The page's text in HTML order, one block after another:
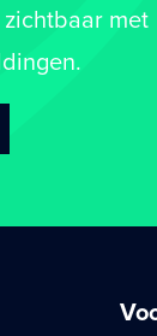
met